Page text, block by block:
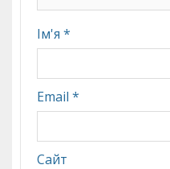
Ім'я *
Email *
Сайт